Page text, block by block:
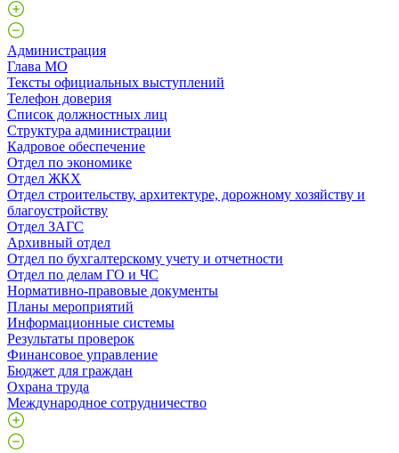
Администрация
Глава МО
Тексты официальных выступлений
Телефон доверия
Список должностных лиц
Структура администрации
Кадровое обеспечение
Отдел по экономике
Отдел ЖКХ
Отдел строительству, архитектуре, дорожному хозяйству и
благоустройству
Отдел ЗАГС
Архивный отдел
Отдел по бухгалтерскому учету и отчетности
Отдел по делам ГО и ЧС
Нормативно-правовые документы
Планы мероприятий
Информационные системы
Результаты проверок
Финансовое управление
Бюджет для граждан
Охрана труда
Международное сотрудничество